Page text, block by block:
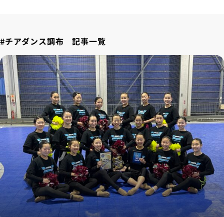
#チアダンス調布 記事一覧